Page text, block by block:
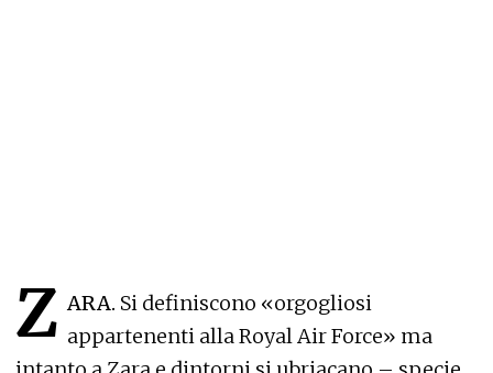
Z ARA. Si definiscono «orgogliosi
appartenenti alla Royal Air Force» ma